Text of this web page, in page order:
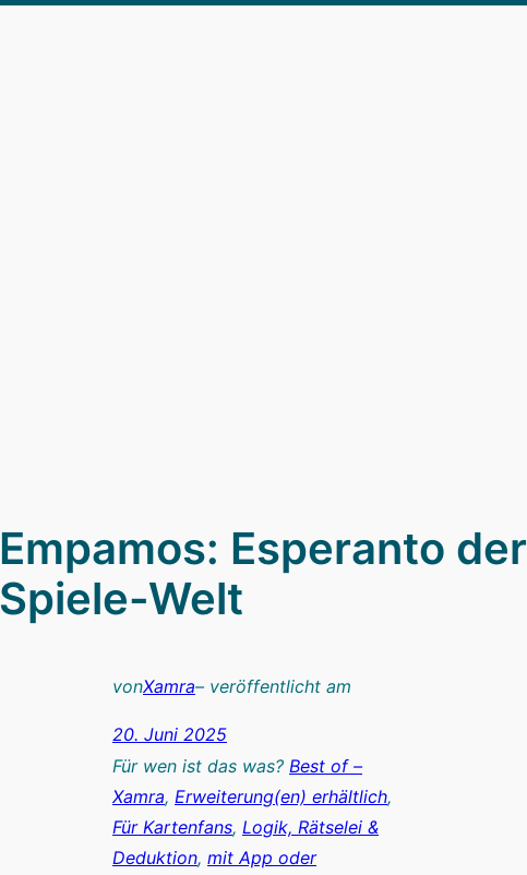
Empamos: Esperanto der
Spiele-Welt
vonXamra– veröffentlicht am
20. Juni 2025
Für wen ist das was? Best of –
Xamra, Erweiterung(en) erhältlich
Für Kartenfans, Logik, Rätselei &
Deduktion, mit App oder